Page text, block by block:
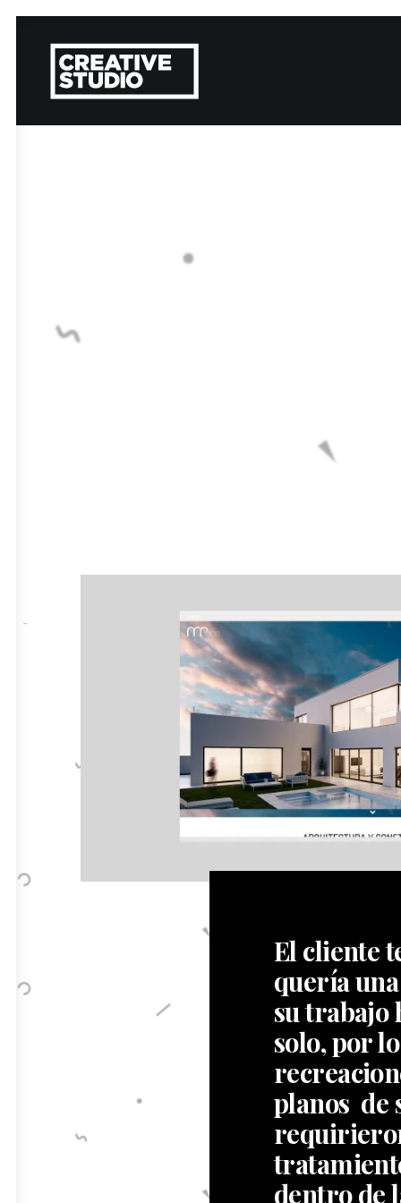
El cliente
quería
su trabajo
solo, por
planos de
dentro de